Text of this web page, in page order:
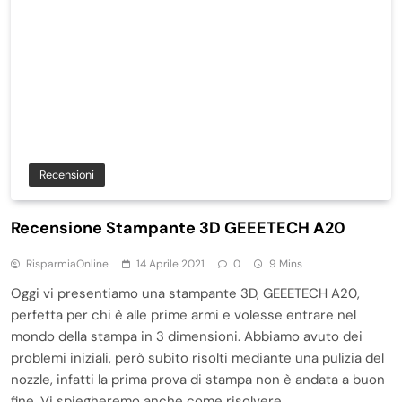
Recensioni
Recensione Stampante 3D GEEETECH A20
RisparmiaOnline 14 Aprile 2021 0 9 Mins
Oggi vi presentiamo una stampante 3D, GEEETECH A20,
perfetta per chi è alle prime armi e volesse entrare nel
mondo della stampa in 3 dimensioni. Abbiamo avuto dei
problemi iniziali, però subito risolti mediante una pulizia del
nozzle, infatti la prima prova di stampa non è andata a buon